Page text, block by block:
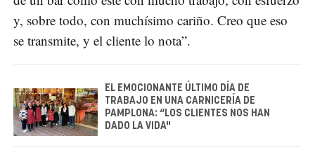
y, sobre todo, con muchísimo cariño. Creo que eso
se transmite, y el cliente lo nota”.
EL EMOCIONANTE ÚLTIMO DÍA DE
TRABAJO EN UNA CARNICERÍA DE
PAMPLONA: “LOS CLIENTES NOS HAN
DADO LA VIDA"